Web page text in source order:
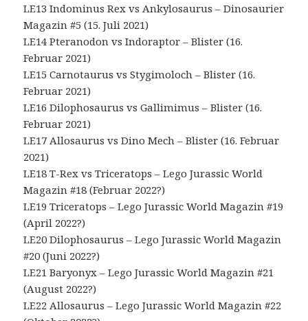
LE13 Indominus Rex vs Ankylosaurus – Dinosaurier
Magazin #5 (15. Juli 2021)
LE14 Pteranodon vs Indoraptor – Blister (16.
Februar 2021)
LE15 Carnotaurus vs Stygimoloch – Blister (16.
Februar 2021)
LE16 Dilophosaurus vs Gallimimus – Blister (16.
Februar 2021)
LE17 Allosaurus vs Dino Mech – Blister (16. Februar
2021)
LE18 T-Rex vs Triceratops – Lego Jurassic World
Magazin #18 (Februar 2022?)
LE19 Triceratops – Lego Jurassic World Magazin #19
(April 2022?)
LE20 Dilophosaurus – Lego Jurassic World Magazin
#20 (Juni 2022?)
LE21 Baryonyx – Lego Jurassic World Magazin #21
(August 2022?)
LE22 Allosaurus – Lego Jurassic World Magazin #22